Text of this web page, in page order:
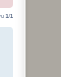
1/1